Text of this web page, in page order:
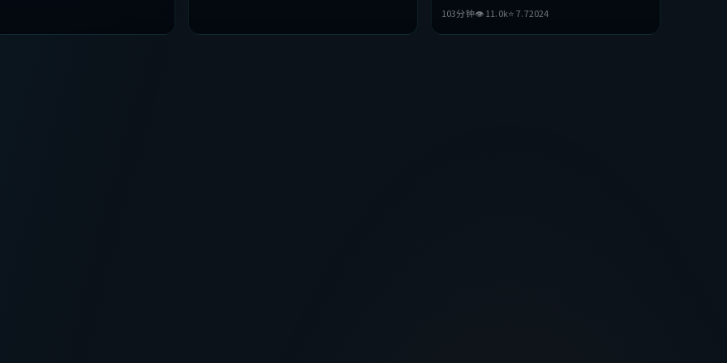
探讨人性与抉择，节奏张弛有度，适合喜欢该类
型的观众完整观看。
103分钟👁11.0k⭐7.72024